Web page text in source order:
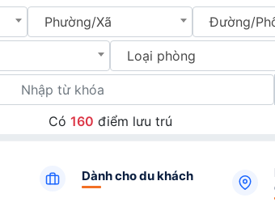
Phường/Xã Đường/
Loại phòng
Có 160 điểm lưu trú
Dành cho du khách